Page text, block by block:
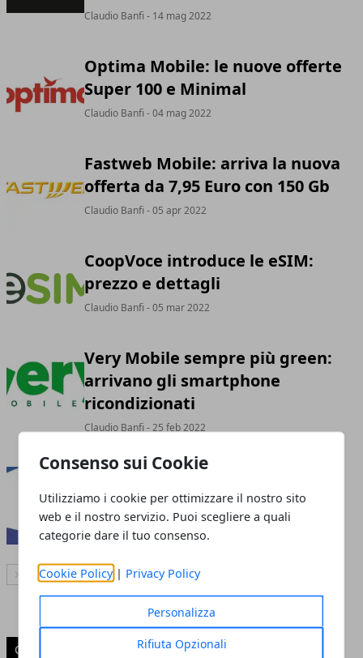
Consenso sui Cookie
Utilizziamo i cookie per ottimizzare il nostro sito
web e il nostro servizio. Puoi scegliere a quali
categorie dare il tuo consenso.
Cookie Policy | Privacy Policy
Personalizza
Rifiuta Opzionali
Claudio Banfi - 14 mag 2022
Optima Mobile: le nuove offerte
Super 100 e Minimal
Claudio Banfi - 04 mag 2022
Fastweb Mobile: arriva la nuova
offerta da 7,95 Euro con 150 Gb
Claudio Banfi - 05 apr 2022
CoopVoce introduce le eSIM:
prezzo e dettagli
Claudio Banfi - 05 mar 2022
Very Mobile sempre più green:
arrivano gli smartphone
ricondizionati
Claudio Banfi - 25 feb 2022
7,99 con 120 GB, senza scadenze
Claudio Banfi- 29 nov 2021
Articolo Successivo
CATEGORIE